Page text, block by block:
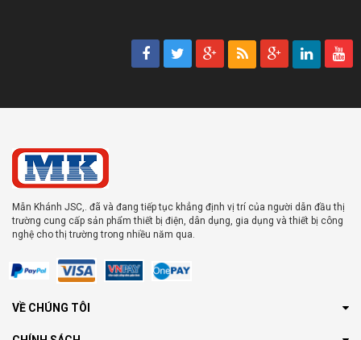
Mẫn Khánh JSC,. đã và đang tiếp tục khẳng định vị trí của người dẫn đầu thị
trường cung cấp sản phẩm thiết bị điện, dân dụng, gia dụng và thiết bị công
nghệ cho thị trường trong nhiều năm qua.
VỀ CHÚNG TÔI